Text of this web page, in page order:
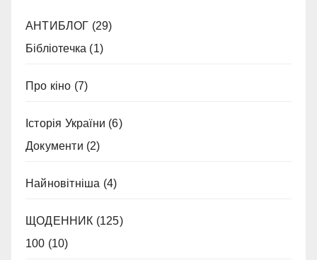
АНТИБЛОГ (29)
Бібліотечка (1)
Про кіно (7)
Історія України (6)
Документи (2)
Найновітніша (4)
ЩОДЕННИК (125)
100 (10)